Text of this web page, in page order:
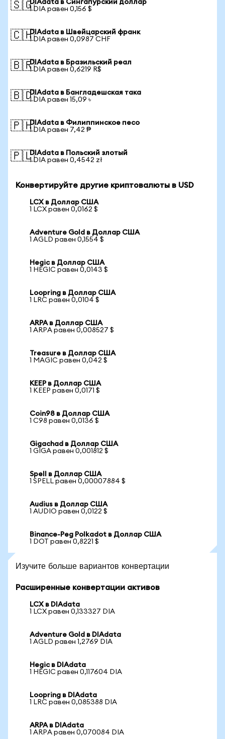
🇸🇬DIAdata в Сингапурский доллар
1 DIA равен 0,156 $
🇨🇭DIAdata в Швейцарский франк
1 DIA равен 0,0987 CHF
🇧🇷DIAdata в Бразильский реал
1 DIA равен 0,6219 R$
🇧🇩DIAdata в Бангладешская така
1 DIA равен 15,09 ৳
🇵🇭DIAdata в Филиппинское песо
1 DIA равен 7,42 ₱
🇵🇱DIAdata в Польский злотый
1 DIA равен 0,4542 zł
Конвертируйте другие криптовалюты в USD
LCX в Доллар США
1 LCX равен 0,0162 $
Adventure Gold в Доллар США
1 AGLD равен 0,1554 $
Hegic в Доллар США
1 HEGIC равен 0,0143 $
Loopring в Доллар США
1 LRC равен 0,0104 $
ARPA в Доллар США
1 ARPA равен 0,008527 $
Treasure в Доллар США
1 MAGIC равен 0,042 $
KEEP в Доллар США
1 KEEP равен 0,0171 $
Coin98 в Доллар США
1 C98 равен 0,0136 $
Gigachad в Доллар США
1 GIGA равен 0,001812 $
Spell в Доллар США
1 SPELL равен 0,00007884 $
Audius в Доллар США
1 AUDIO равен 0,0122 $
Binance-Peg Polkadot в Доллар США
1 DOT равен 0,8221 $
Изучите больше вариантов конвертации
Расширенные конвертации активов
LCX в DIAdata
1 LCX равен 0,133327 DIA
Adventure Gold в DIAdata
1 AGLD равен 1,2769 DIA
Hegic в DIAdata
1 HEGIC равен 0,117604 DIA
Loopring в DIAdata
1 LRC равен 0,085388 DIA
ARPA в DIAdata
1 ARPA равен 0,070084 DIA